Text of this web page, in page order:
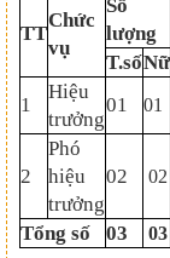
TT
Chức
vụ
Số
lượng
T.sốNữ
1
Hiệu
trưởng
01 01
2
Phó
hiệu
trưởng
02 02
Tổng số 03 03